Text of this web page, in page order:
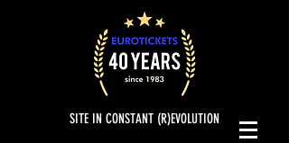
SITE IN CONSTANT (R)EVOLUTION